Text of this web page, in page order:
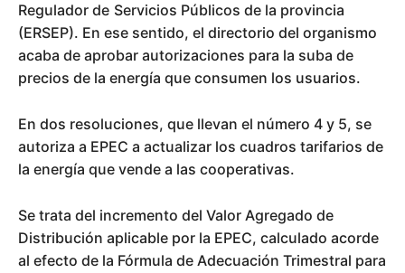
Regulador de Servicios Públicos de la provincia
(ERSEP). En ese sentido, el directorio del organismo
acaba de aprobar autorizaciones para la suba de
precios de la energía que consumen los usuarios.
En dos resoluciones, que llevan el número 4 y 5, se
autoriza a EPEC a actualizar los cuadros tarifarios de
la energía que vende a las cooperativas.
Se trata del incremento del Valor Agregado de
Distribución aplicable por la EPEC, calculado acorde
al efecto de la Fórmula de Adecuación Trimestral para